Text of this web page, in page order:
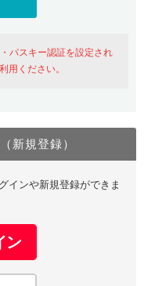
パスキー認証を設定され
用ください。
新規登録）
インや新規登録ができま